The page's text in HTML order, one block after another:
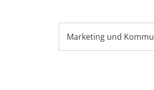
Marketing und